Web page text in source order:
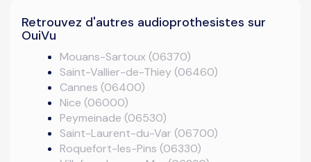
Retrouvez d'autres audioprothesistes sur
OuiVu
Mouans-Sartoux (06370)
Saint-Vallier-de-Thiey (06460)
Cannes (06400)
Nice (06000)
Peymeinade (06530)
Saint-Laurent-du-Var (06700)
Roquefort-les-Pins (06330)